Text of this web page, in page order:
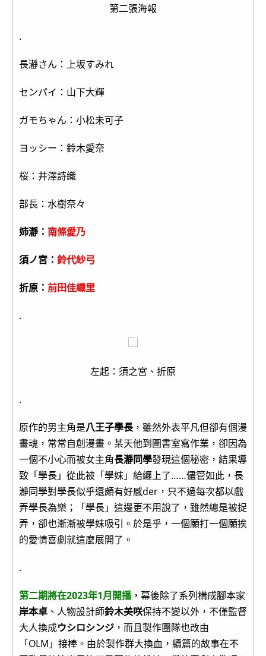
第二張海報
.
長瀞さん：上坂すみれ
センパイ：山下大輝
ガモちゃん：小松未可子
ヨッシー：鈴木愛奈
桜：井澤詩織
部長：水樹奈々
姉瀞： 南條愛乃
須ノ宮： 鈴代紗弓
折原： 前田佳織里
.
左起：須之宮、折原
.
原作的男主角是八王子學長 ，雖然外表平凡但卻有個漫
畫魂，常常自創漫畫。某天他到圖書室寫作業，卻因為
一個不小心而被女主角長瀞同學發現這個秘密，結果導
致「學長」從此被「學妹」給纏上了……儘管如此，長
瀞同學對學長似乎還頗有好感der，只不過每次都以戲
弄學長為樂；「學長」這邊更不用說了，雖然總是被捉
弄，卻也漸漸被學妹吸引。於是乎，一個願打一個願挨
的愛情喜劇就這麼展開了。
.
第二期將在2023年1月開播 ，幕後除了系列構成腳本家
岸本卓 、人物設計師鈴木美咲保持不變以外，不僅監督
大人換成ウシロシンジ ，而且製作團隊也改由
「OLM」接棒。由於製作群大換血，續篇的故事在不